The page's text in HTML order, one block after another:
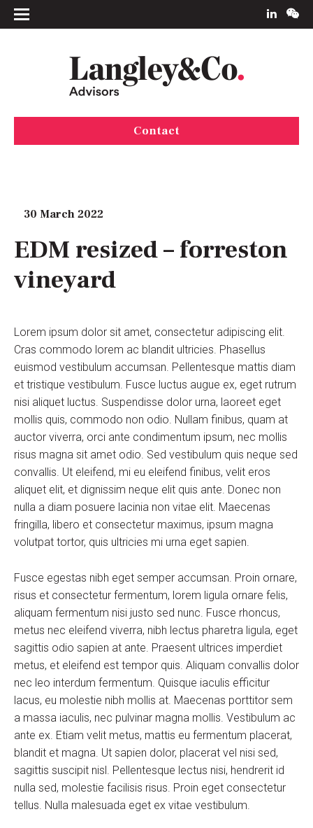
Contact
30 March 2022
EDM resized – forreston
vineyard
Lorem ipsum dolor sit amet, consectetur adipiscing elit.
Cras commodo lorem ac blandit ultricies. Phasellus
euismod vestibulum accumsan. Pellentesque mattis diam
et tristique vestibulum. Fusce luctus augue ex, eget rutrum
nisi aliquet luctus. Suspendisse dolor urna, laoreet eget
mollis quis, commodo non odio. Nullam finibus, quam at
auctor viverra, orci ante condimentum ipsum, nec mollis
risus magna sit amet odio. Sed vestibulum quis neque sed
convallis. Ut eleifend, mi eu eleifend finibus, velit eros
aliquet elit, et dignissim neque elit quis ante. Donec non
nulla a diam posuere lacinia non vitae elit. Maecenas
fringilla, libero et consectetur maximus, ipsum magna
volutpat tortor, quis ultricies mi urna eget sapien.
Fusce egestas nibh eget semper accumsan. Proin ornare,
risus et consectetur fermentum, lorem ligula ornare felis,
aliquam fermentum nisi justo sed nunc. Fusce rhoncus,
metus nec eleifend viverra, nibh lectus pharetra ligula, eget
sagittis odio sapien at ante. Praesent ultrices imperdiet
metus, et eleifend est tempor quis. Aliquam convallis dolor
nec leo interdum fermentum. Quisque iaculis efficitur
lacus, eu molestie nibh mollis at. Maecenas porttitor sem
a massa iaculis, nec pulvinar magna mollis. Vestibulum ac
ante ex. Etiam velit metus, mattis eu fermentum placerat,
blandit et magna. Ut sapien dolor, placerat vel nisi sed,
sagittis suscipit nisl. Pellentesque lectus nisi, hendrerit id
nulla sed, molestie facilisis risus. Proin eget consectetur
tellus. Nulla malesuada eget ex vitae vestibulum.